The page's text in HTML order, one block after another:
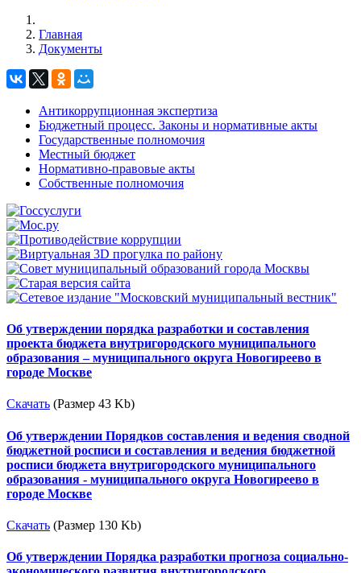
Главная
Документы
Антикоррупционная экспертиза
Бюджетный процесс. Законы и нормативные акты
Государственные полномочия
Местный бюджет
Нормативно-правовые акты
Собственные полномочия
Об утверждении порядка разработки и составления
проекта бюджета внутригородского муниципального
образования – муниципального округа Новогиреево в
городе Москве
Скачать (Размер 43 Kb)
Об утверждении Порядков составления и ведения сводной
бюджетной росписи и составления и ведения бюджетной
росписи бюджета внутригородского муниципального
образования - муниципального округа Новогиреево в
городе Москве
Скачать (Размер 130 Kb)
Об утверждении Порядка разработки прогноза социально-